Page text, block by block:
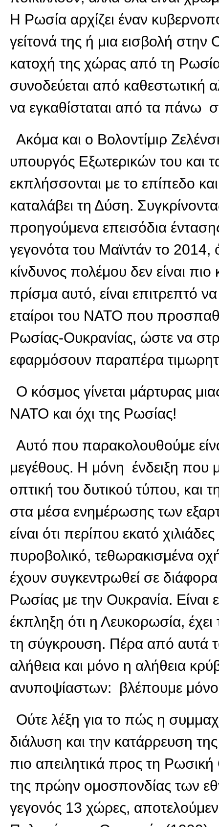
Η Ρωσία αρχίζει έναν
γείτονά της ή μια εισβολή
κατοχή της χώρας από τη
συνοδεύεται από καθεστωτική
να εγκαθίσταται από τα πάνω
Ακόμα και ο Βολοντίμιρ
υπουργός Εξωτερικών του και
εκπλήσσονται με το επίπεδο
καταλάβει τη Δύση.
προηγούμενα επεισόδια
γεγονότα του Μαϊντάν το 2014,
κίνδυνος πολέμου δεν είναι
πρίσμα αυτό, είναι επιτρεπτό
εταίροι του ΝΑΤΟ που
Ρωσίας-Ουκρανίας, ώστε να
εφαρμόσουν παραπέρα
Ο κόσμος γίνεται μάρτυρας
ΝΑΤΟ και όχι της Ρωσίας!
Αυτό που παρακολουθούμε
μεγέθους. Η μόνη ένδειξη που
οπτική του δυτικού τύπου,
στα μέσα ενημέρωσης των
είναι ότι περίπου εκατό
πυροβολικό, τεθωρακισμένα
έχουν συγκεντρωθεί σε
Ρωσίας με την Ουκρανία. Είναι
έκπληξη ότι η Λευκορωσία,
τη σύγκρουση. Πέρα από αυτά
αλήθεια και μόνο η αλήθεια
ανυποψίαστων: βλέπουμε μόνο
Ούτε λέξη για το πώς η
διάλυση και την κατάρρευση
πιο απειλητικά προς τη
της πρώην ομοσπονδίας των
γεγονός 13 χώρες,